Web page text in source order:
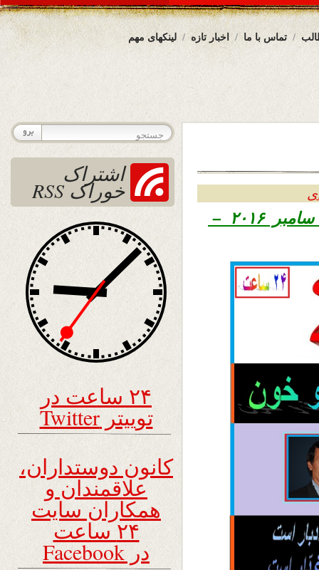
لینکهای مهم اخبار تازه تماس با ما
۱۳۹۵ – ۳۱ د سامبر ۲۰۱۶ –
اشتراک
خوراک RSS
۲۴ ساعت در
توییتر Twitter
کانون دوستداران،
علاقمندان و
همکاران سایت
۲۴ ساعت
در Facebook